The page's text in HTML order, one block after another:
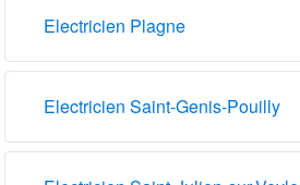
Electricien Plagne
Electricien Saint-Genis-Pouilly